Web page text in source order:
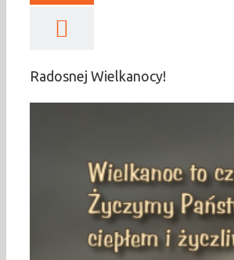
Radosnej Wielkanocy!